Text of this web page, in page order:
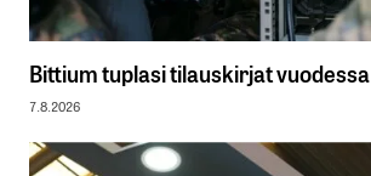
Bittium tuplasi tilauskirjat vuodessa
7.8.2026